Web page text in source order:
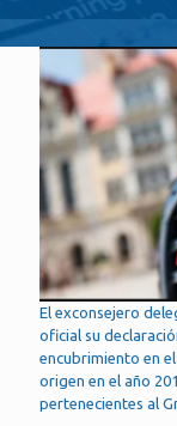
El exconsejero
oficial su
encubrimiento en
origen en el año
pertenecientes al